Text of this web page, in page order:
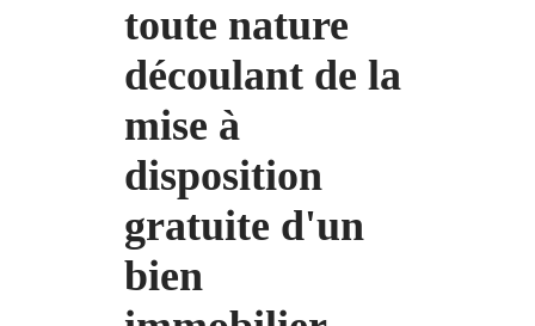
toute nature
découlant de la
mise à
disposition
gratuite d'un
bien